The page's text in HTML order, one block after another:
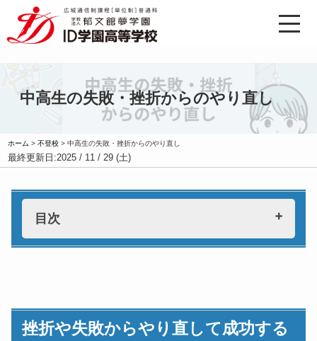
中高生の失敗・挫折からのやり直し
ホーム >不登校 >中高生の失敗・挫折からのやり直し
最終更新日:2025 / 11 / 29 (土)
目次
失敗を認め、受け入れる
ゴールを明確にする
挫折や失敗からやり直して成功する